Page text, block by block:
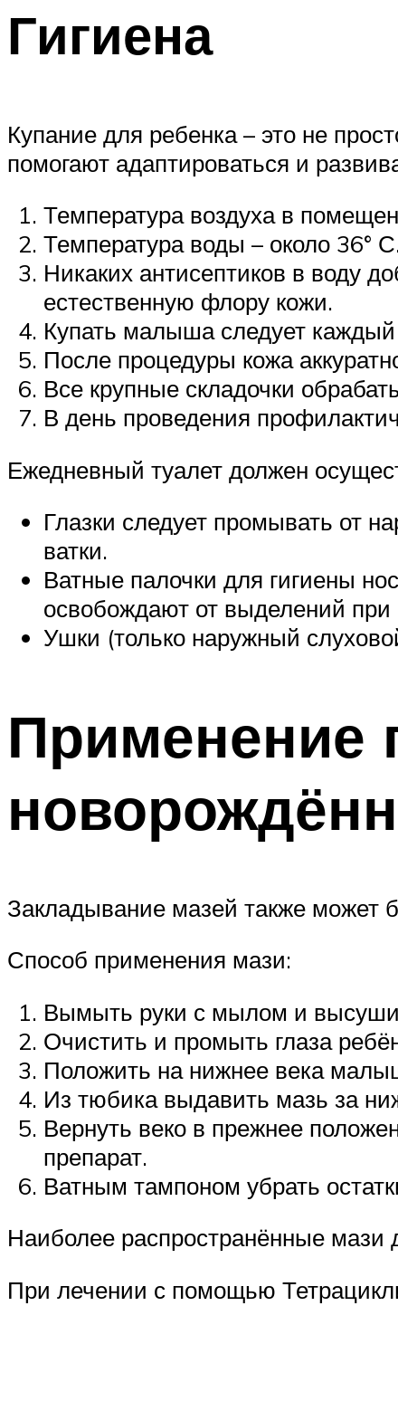
Гигиена
Купание для ребенка – это не
помогают адаптироваться и
Температура воздуха в
Температура воды – около 36°
Никаких антисептиков в воду
естественную флору кожи.
Купать малыша следует
После процедуры кожа
Все крупные складочки
В день проведения
Ежедневный туалет должен
Глазки следует промывать от
ватки.
Ватные палочки для гигиены
освобождают от выделений
Ушки (только наружный
Применение
Закладывание мазей также может
Способ применения мази:
Вымыть руки с мылом и
Очистить и промыть глаза
Положить на нижнее века
Из тюбика выдавить мазь за
Вернуть веко в прежнее
препарат.
Ватным тампоном убрать
Наиболее распространённые мази
При лечении с помощью